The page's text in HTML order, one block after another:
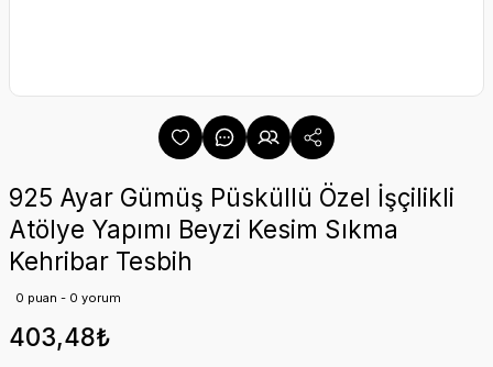
925 Ayar Gümüş Püsküllü Özel İşçilikli
Atölye Yapımı Beyzi Kesim Sıkma
Kehribar Tesbih
0 puan - 0 yorum
403,48₺